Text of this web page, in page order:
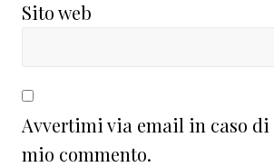
Sito web
Avvertimi via email in caso di
mio commento.